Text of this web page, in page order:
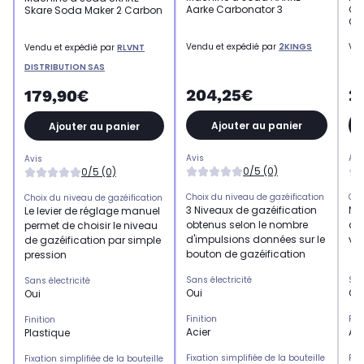
Skare Soda Maker 2 Carbon
Vendu et expédié par RLVNT
DISTRIBUTION SAS
179,90€
Ajouter au panier
Avis
0/5 (0)
Choix du niveau de gazéification
Le levier de réglage manuel
permet de choisir le niveau
de gazéification par simple
pression
Sans électricité
Oui
Finition
Plastique
Fixation simplifiée de la bouteille
Aarke Carbonator 3
Vendu et expédié par 2KINGS
204,25€
Ajouter au panier
Avis
0/5 (0)
Choix du niveau de gazéification
3 Niveaux de gazéification
obtenus selon le nombre
d'impulsions données sur le
bouton de gazéification
Sans électricité
Oui
Finition
Acier
Fixation simplifiée de la bouteille
Oui